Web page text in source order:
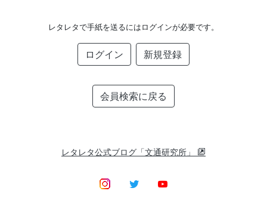
レタレタで手紙を送るにはログインが必要です。
ログイン 新規登録
会員検索に戻る
レタレタ公式ブログ「文通研究所」